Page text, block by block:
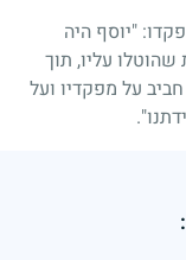
"יוסף היה
עליו, תוך
חביב על מפקדיו ועל